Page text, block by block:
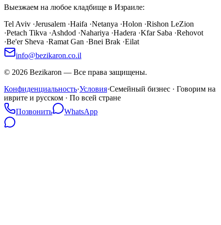
Выезжаем на любое кладбище в Израиле:
Tel Aviv ·Jerusalem ·Haifa ·Netanya ·Holon ·Rishon LeZion
·Petach Tikva ·Ashdod ·Nahariya ·Hadera ·Kfar Saba ·Rehovot
·Be'er Sheva ·Ramat Gan ·Bnei Brak ·Eilat
info@bezikaron.co.il
© 2026 Bezikaron — Все права защищены.
Конфиденциальность·Условия·Семейный бизнес · Говорим на
иврите и русском · По всей стране
Позвонить
WhatsApp